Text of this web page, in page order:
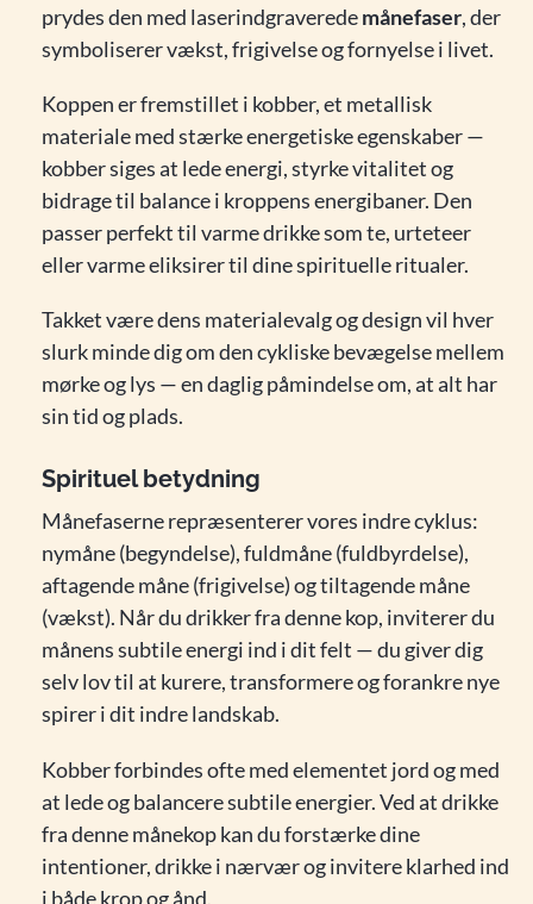
prydes den med laserindgraveredemånefaser, der
symboliserer vækst, frigivelse og fornyelse i livet.
Koppen er fremstillet i kobber, et metallisk
materiale med stærke energetiske egenskaber —
kobber siges at lede energi, styrke vitalitet og
bidrage til balance i kroppens energibaner. Den
passer perfekt til varme drikke som te, urteteer
eller varme eliksirer til dine spirituelle ritualer.
Takket være dens materialevalg og design vil hver
slurk minde dig om den cykliske bevægelse mellem
mørke og lys — en daglig påmindelse om, at alt har
sin tid og plads.
Spirituel betydning
Månefaserne repræsenterer vores indre cyklus:
nymåne (begyndelse), fuldmåne (fuldbyrdelse),
aftagende måne (frigivelse) og tiltagende måne
(vækst). Når du drikker fra denne kop, inviterer du
månens subtile energi ind i dit felt — du giver dig
selv lov til at kurere, transformere og forankre nye
spirer i dit indre landskab.
Kobber forbindes ofte med elementet jord og med
at lede og balancere subtile energier. Ved at drikke
fra denne månekop kan du forstærke dine
intentioner, drikke i nærvær og invitere klarhed ind
i både krop og ånd.